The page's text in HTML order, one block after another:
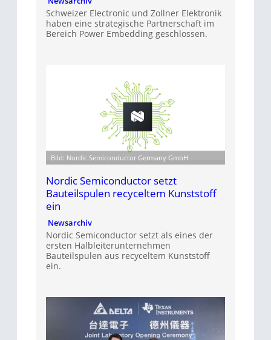
Schweizer Electronic und Zollner Elektronik
haben eine strategische Partnerschaft im
Bereich Power Embedding geschlossen.
Bild: Nordic Semiconductor Germany GmbH
Nordic Semiconductor setzt
Bauteilspulen recyceltem Kunststoff
ein
Newsarchiv
Nordic Semiconductor setzt als eines der
ersten Halbleiterunternehmen
Bauteilspulen aus recyceltem Kunststoff
ein.